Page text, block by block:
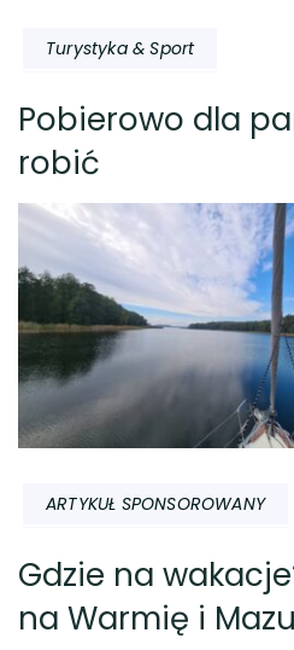
Turystyka & Sport
Pobierowo dla
robić
ARTYKUŁ SPONSOROWANY
Gdzie na
na Warmię i